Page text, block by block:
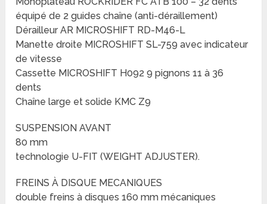
équipé de 2 guides chaîne (anti-déraillement)
Dérailleur AR MICROSHIFT RD-M46-L
Manette droite MICROSHIFT SL-759 avec indicateur
de vitesse
Cassette MICROSHIFT H092 9 pignons 11 à 36
dents
Chaîne large et solide KMC Z9
SUSPENSION AVANT
80 mm
technologie U-FIT (WEIGHT ADJUSTER).
FREINS À DISQUE MECANIQUES
double freins à disques 160 mm mécaniques